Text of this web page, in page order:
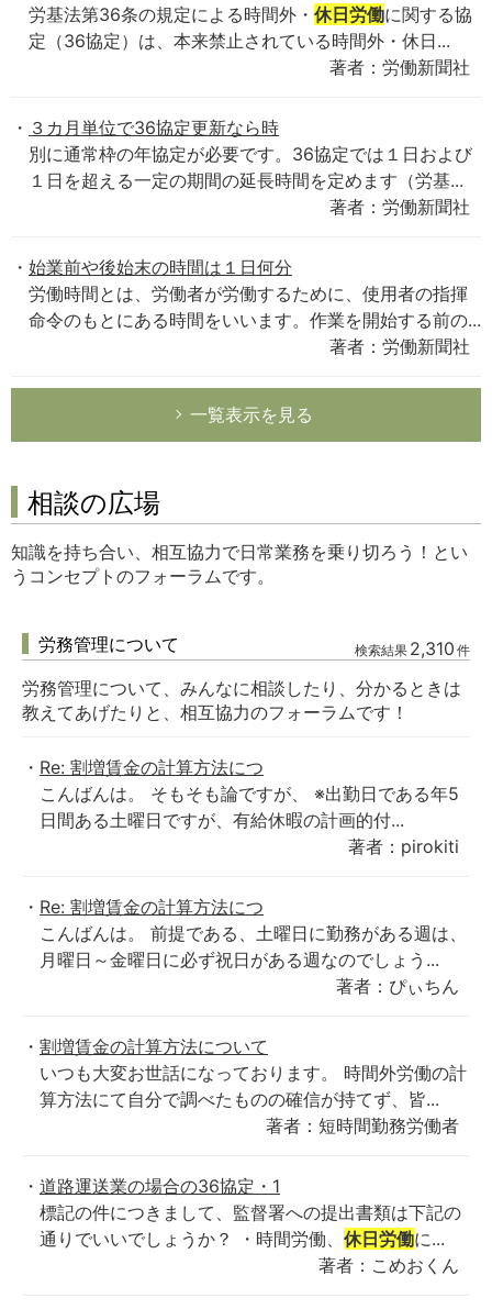
労基法第36条の規定による時間外・ 休日労働に関する協
定（36協定）は、本来禁止されている時間外・休日...
著者：労働新聞社
３カ月単位で36協定更新なら時
別に通常枠の年協定が必要です。36協定では１日および
１日を超える一定の期間の延長時間を定めます（労基...
著者：労働新聞社
始業前や後始末の時間は１日何分
労働時間とは、労働者が労働するために、使用者の指揮
命令のもとにある時間をいいます。作業を開始する前の...
著者：労働新聞社
一覧表示を見る
相談の広場
知識を持ち合い、相互協力で日常業務を乗り切ろう！とい
うコンセプトのフォーラムです。
労務管理について 検索結果 2,310 件
労務管理について、みんなに相談したり、分かるときは
教えてあげたりと、相互協力のフォーラムです！
Re: 割増賃金の計算方法につ
こんばんは。 そもそも論ですが、 ※出勤日である年5
日間ある土曜日ですが、有給休暇の計画的付...
著者：pirokiti
Re: 割増賃金の計算方法につ
こんばんは。 前提である、土曜日に勤務がある週は、
月曜日～金曜日に必ず祝日がある週なのでしょう...
著者：ぴぃちん
割増賃金の計算方法について
いつも大変お世話になっております。 時間外労働の計
算方法にて自分で調べたものの確信が持てず、皆...
著者：短時間勤務労働者
道路運送業の場合の36協定・1
標記の件につきまして、監督署への提出書類は下記の
通りでいいでしょうか？ ・時間労働、 休日労働に...
著者：こめおくん